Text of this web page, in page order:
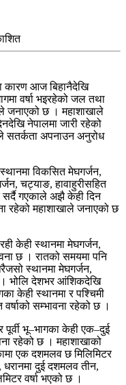
कारण आज बिहानैदेखि
वर्षा भइरहेको जल तथा
जनाएको छ । महाशाखाले
नेपालमा जारी रहेको
सतर्कता अपनाउन अनुरोध
विकसित मेघगर्जन,
चट्याङ, हावाहुरीसहित
सर्दै गएकाले अझै केही दिन
रहेको महाशाखाले जनाएको छ
केही स्थानमा मेघगर्जन,
छ । रातको समयमा पनि
स्थानमा मेघगर्जन,
। भोलि देशभर आंशिकदेखि
केही स्थानमा र पश्चिमी
सम्भावना रहेको छ ।
पूर्वी भू–भागका केही एक–दुई
रहेको छ । महाशाखाको
एक दशमलव छ मिलिमिटर
धरानमा दुई दशमलव तीन,
वर्षा भएको छ ।